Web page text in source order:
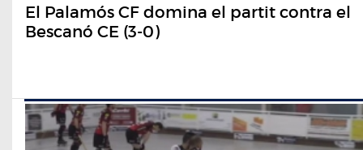
El Palamós CF domina el partit contra el
Bescanó CE (3-0)